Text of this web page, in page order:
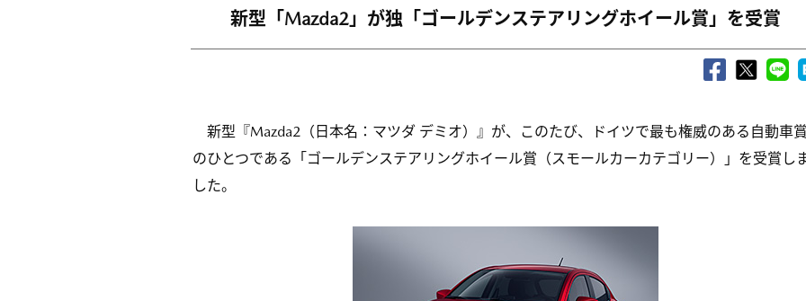
新型「Mazda2」が独「ゴールデンステアリングホイール賞」を受賞
新型『Mazda2（日本名：マツダ デミオ）』が、このたび、ドイツで最も権威のある自動車
のひとつである「ゴールデンステアリングホイール賞（スモールカーカテゴリー）」を受賞し
した。